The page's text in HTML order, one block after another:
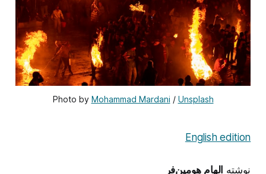
Photo by Mohammad Mardani / Unsplash
English edition
نوشته الهام هومین‌فر